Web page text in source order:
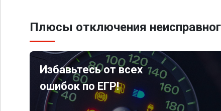
Плюсы отключения
Избавьтесь от всех
ошибок по ЕГР!